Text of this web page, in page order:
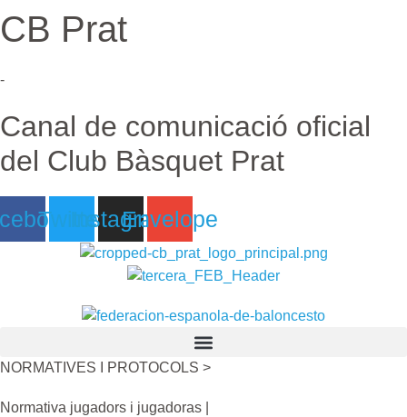
Ir
al
CB Prat
-
Canal de comunicació oficial
del Club Bàsquet Prat
TwitterInstagram
Envelope
NORMATIVES I PROTOCOLS >
Normativa jugadors i jugadoras |